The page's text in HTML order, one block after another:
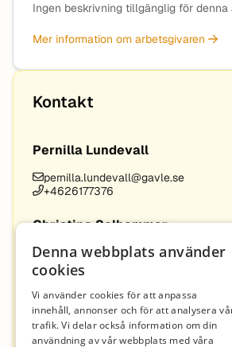
Ingen beskrivning tillgänglig för denna
Mer information om arbetsgivaren
Kontakt
Pernilla Lundevall
pernilla.lundevall@gavle.se
+4626177376
Christina Selhammer
christina.selhammer@gavle.se
+4626178383
Helena Baggström
+4626178142
Denna webbplats använder
cookies
Vi använder cookies för att anpassa
innehåll, annonser och för att analysera
trafik. Vi delar också information om din
användning av vår webbplats med våra